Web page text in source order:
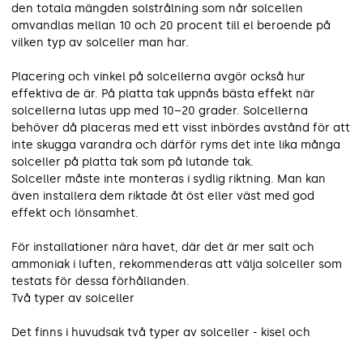
den totala mängden solstrålning som når solcellen
omvandlas mellan 10 och 20 procent till el beroende på
vilken typ av solceller man har.
Placering och vinkel på solcellerna avgör också hur
effektiva de är. På platta tak uppnås bästa effekt när
solcellerna lutas upp med 10–20 grader. Solcellerna
behöver då placeras med ett visst inbördes avstånd för att
inte skugga varandra och därför ryms det inte lika många
solceller på platta tak som på lutande tak.
Solceller måste inte monteras i sydlig riktning. Man kan
även installera dem riktade åt öst eller väst med god
effekt och lönsamhet.
För installationer nära havet, där det är mer salt och
ammoniak i luften, rekommenderas att välja solceller som
testats för dessa förhållanden.
Två typer av solceller
Det finns i huvudsak två typer av solceller - kisel och